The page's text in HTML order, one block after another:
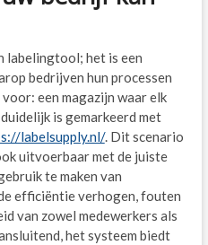
labelingtool; het is een
bedrijven hun processen
een magazijn waar elk
is gemarkeerd met
labelsupply.nl/. Dit scenario
uitvoerbaar met de juiste
te maken van
efficiëntie verhogen, fouten
van zowel medewerkers als
het systeem biedt